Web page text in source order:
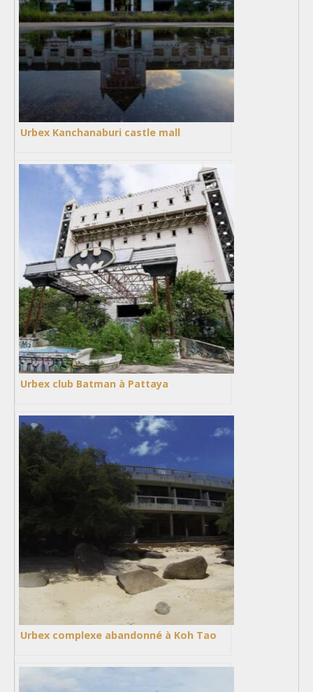
Urbex Kanchanaburi castle mall
Urbex club Batman à Pattaya
Urbex complexe abandonné à Koh Tao